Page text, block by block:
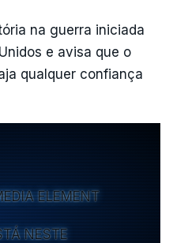
na guerra iniciada
e avisa que o
qualquer confiança
ELEMENT
NESTE